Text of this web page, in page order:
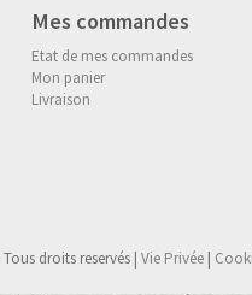
Mes commandes
Etat de mes commandes
Mon panier
Livraison
Tous droits reservés | Vie Privée |